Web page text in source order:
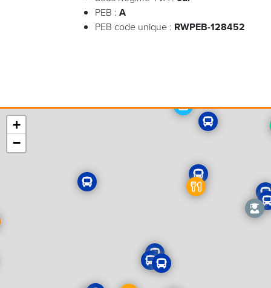
PEB : A
PEB code unique : RWPEB-128452
+
−